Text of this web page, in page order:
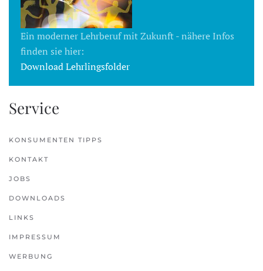
Ein moderner Lehrberuf mit Zukunft - nähere Infos
finden sie hier:
Download Lehrlingsfolder
Service
KONSUMENTEN TIPPS
KONTAKT
JOBS
DOWNLOADS
LINKS
IMPRESSUM
WERBUNG